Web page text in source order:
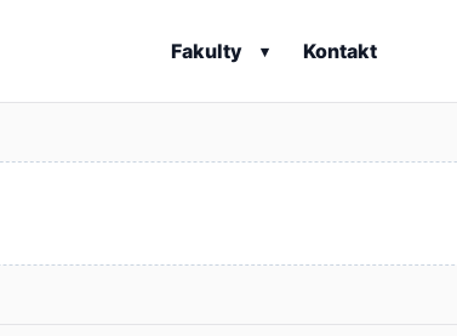
Fakulty ▾ Kontakt